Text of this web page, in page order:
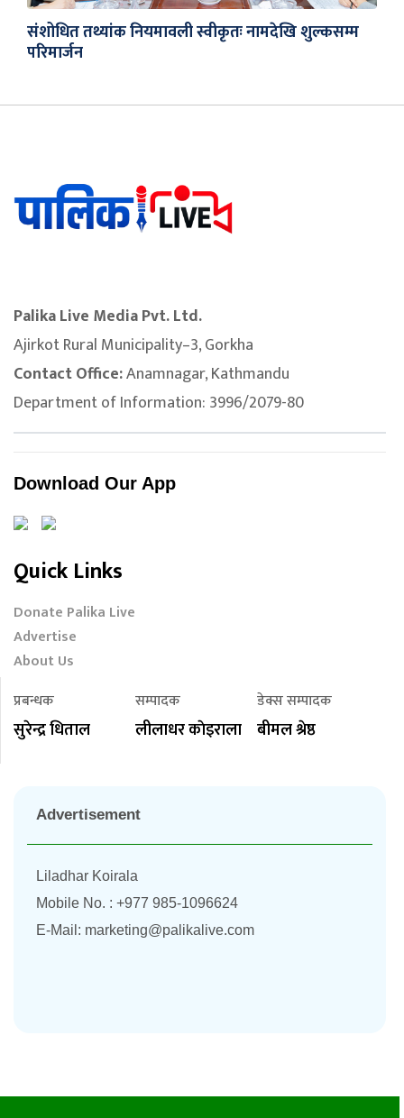
संशोधित तथ्यांक नियमावली स्वीकृतः नामदेखि शुल्कसम्म
परिमार्जन
Palika Live Media Pvt. Ltd.
Ajirkot Rural Municipality–3, Gorkha
Contact Office:Anamnagar, Kathmandu
Department of Information: 3996/2079-80
Download Our App
Quick Links
Donate Palika Live
Advertise
About Us
प्रबन्धक
सुरेन्द्र धिताल
सम्पादक
लीलाधर काेइराला
डेक्स सम्पादक
बीमल श्रेष्ठ
Advertisement
Liladhar Koirala
Mobile No. : +977 985-1096624
E-Mail: marketing@palikalive.com